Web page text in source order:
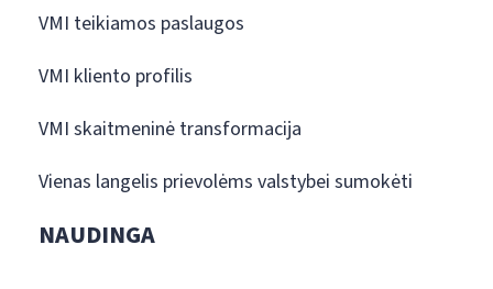
VMI teikiamos paslaugos
VMI kliento profilis
VMI skaitmeninė transformacija
Vienas langelis prievolėms valstybei sumokėti
NAUDINGA